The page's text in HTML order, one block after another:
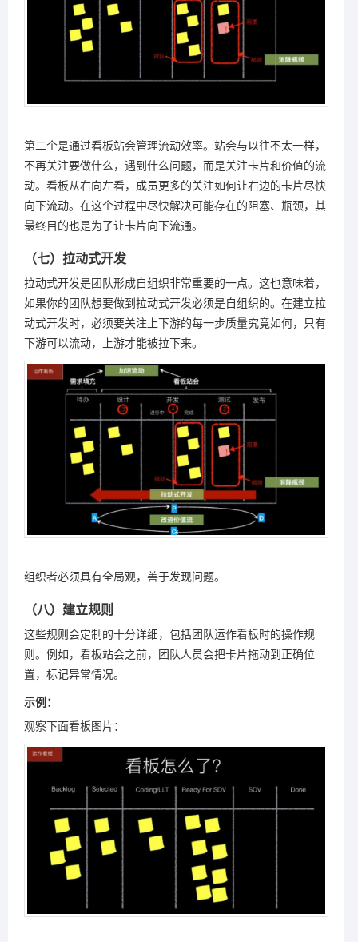
第二个是通过看板站会管理流动效率。站会与以往不太一样，
不再关注要做什么，遇到什么问题，而是关注卡片和价值的流
动。看板从右向左看，成员更多的关注如何让右边的卡片尽快
向下流动。在这个过程中尽快解决可能存在的阻塞、瓶颈，其
最终目的也是为了让卡片向下流通。
（七）拉动式开发
拉动式开发是团队形成自组织非常重要的一点。这也意味着，
如果你的团队想要做到拉动式开发必须是自组织的。在建立拉
动式开发时，必须要关注上下游的每一步质量究竟如何，只有
下游可以流动，上游才能被拉下来。
组织者必须具有全局观，善于发现问题。
（八）建立规则
这些规则会定制的十分详细，包括团队运作看板时的操作规
则。例如，看板站会之前，团队人员会把卡片拖动到正确位
置，标记异常情况。
示例：
观察下面看板图片：